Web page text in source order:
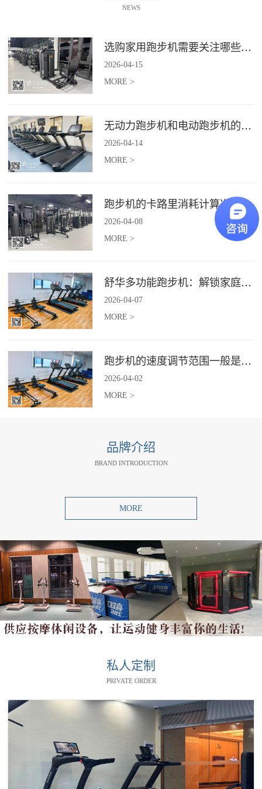
NEWS
选购家用跑步机需要关注哪些核心参数？
2026-04-15
MORE >
无动力跑步机和电动跑步机的区别是什么？
2026-04-14
MORE >
跑步机的卡路里消耗计算准确吗？
2026-04-08
MORE >
舒华多功能跑步机：解锁家庭健身新体验（体楷体育）
2026-04-07
MORE >
跑步机的速度调节范围一般是多少？
2026-04-02
MORE >
品牌介绍
BRAND INTRODUCTION
MORE
私人定制
PRIVATE ORDER